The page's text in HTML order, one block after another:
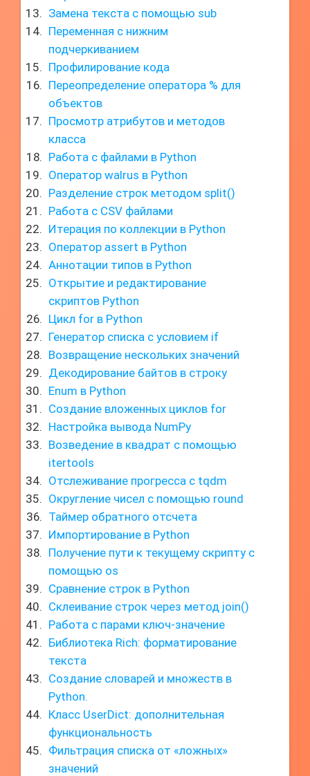
Замена текста с помощью sub
Переменная с нижним
подчеркиванием
Профилирование кода
Переопределение оператора % для
объектов
Просмотр атрибутов и методов
класса
Работа с файлами в Python
Оператор walrus в Python
Разделение строк методом split()
Работа с CSV файлами
Итерация по коллекции в Python
Оператор assert в Python
Аннотации типов в Python
Открытие и редактирование
скриптов Python
Цикл for в Python
Генератор списка с условием if
Возвращение нескольких значений
Декодирование байтов в строку
Enum в Python
Создание вложенных циклов for
Настройка вывода NumPy
Возведение в квадрат с помощью
itertools
Отслеживание прогресса с tqdm
Округление чисел с помощью round
Таймер обратного отсчета
Импортирование в Python
Получение пути к текущему скрипту с
помощью os
Сравнение строк в Python
Склеивание строк через метод join()
Работа с парами ключ-значение
Библиотека Rich: форматирование
текста
Создание словарей и множеств в
Python.
Класс UserDict: дополнительная
функциональность
Фильтрация списка от «ложных»
значений